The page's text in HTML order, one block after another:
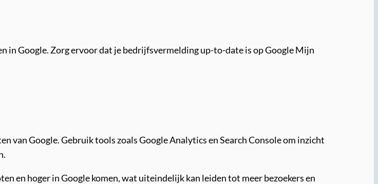
in Google. Zorg ervoor dat je bedrijfsvermelding up-to-date is op Google Mijn
van Google. Gebruik tools zoals Google Analytics en Search Console om inzicht
en hoger in Google komen, wat uiteindelijk kan leiden tot meer bezoekers en